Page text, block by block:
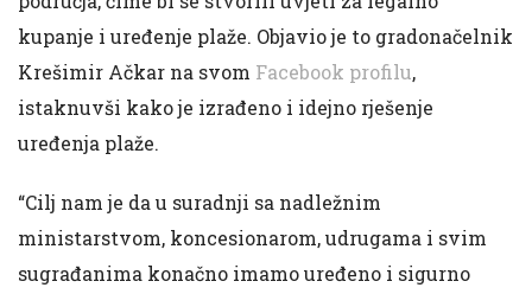
kupanje i uređenje plaže. Objavio je to gradonačelnik
Krešimir Ačkar na svom Facebook profilu,
istaknuvši kako je izrađeno i idejno rješenje
uređenja plaže.
“Cilj nam je da u suradnji sa nadležnim
ministarstvom, koncesionarom, udrugama i svim
sugrađanima konačno imamo uređeno i sigurno